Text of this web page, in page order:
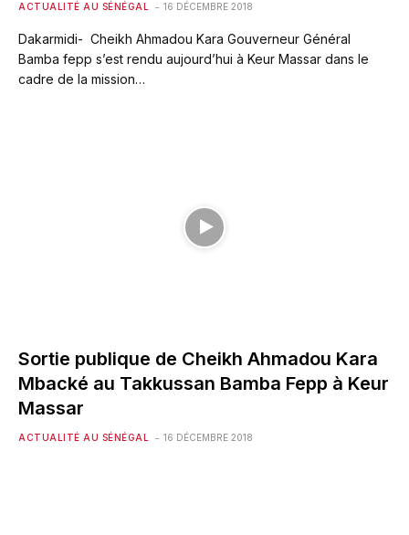
ACTUALITÉ AU SÉNÉGAL 16 DÉCEMBRE 2018
Dakarmidi- Cheikh Ahmadou Kara Gouverneur Général
Bamba fepp s’est rendu aujourd’hui à Keur Massar dans le
cadre de la mission…
Sortie publique de Cheikh Ahmadou Kara
Mbacké au Takkussan Bamba Fepp à Keur
Massar
ACTUALITÉ AU SÉNÉGAL 16 DÉCEMBRE 2018